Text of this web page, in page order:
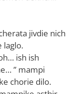
jivdie nich
laglo.
ish ish
” mampi
chorie dilo.